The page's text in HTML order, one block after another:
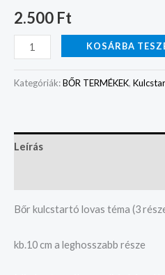
2.500 Ft
KOSÁRBA
Kategóriák:BŐR TERMÉKEK,
Leírás
Bőr kulcstartó lovas téma (3
kb.10 cm a leghosszabb része